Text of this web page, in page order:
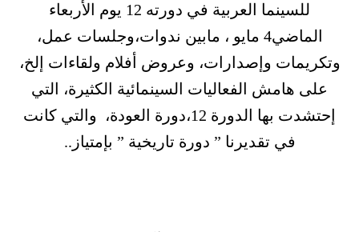
للسينما العربية في دورته 12 يوم الأربعاء
الماضي4 مايو ، مابين ندوات،وجلسات عمل،
وتكريمات وإصدارات، وعروض أفلام ولقاءات إلخ،
على هامش الفعاليات السينمائية الكثيرة، التي
إحتشدت بها الدورة 12،دورة العودة، والتي كانت
في تقديرنا ” دورة تاريخية ” بإمتياز..